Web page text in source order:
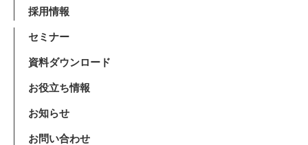
採用情報
セミナー
資料ダウンロード
お役立ち情報
お知らせ
お問い合わせ